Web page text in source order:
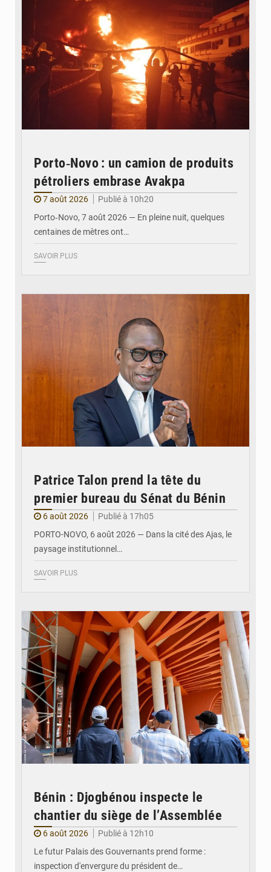
Porto‑Novo : un camion de produits
pétroliers embrase Avakpa
7 août 2026
Publié à 10h20
Porto‑Novo, 7 août 2026 — En pleine nuit, quelques
centaines de mètres ont…
SAVOIR PLUS
Patrice Talon prend la tête du
premier bureau du Sénat du Bénin
6 août 2026
Publié à 17h05
PORTO-NOVO, 6 août 2026 — Dans la cité des Ajas, le
paysage institutionnel…
SAVOIR PLUS
Bénin : Djogbénou inspecte le
chantier du siège de l’Assemblée
6 août 2026
Publié à 12h10
Le futur Palais des Gouvernants prend forme :
inspection d'envergure du président de…